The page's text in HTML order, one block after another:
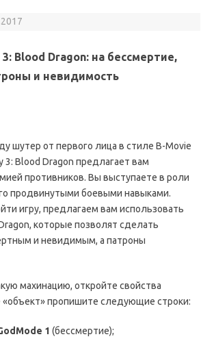
Blood Dragon: на бессмертие,
и невидимость
шутер от первого лица в стиле B-Movie
3: Blood Dragon предлагает вам
противников. Вы выступаете в роли
продвинутыми боевыми навыками.
игру, предлагаем вам использовать
которые позволят сделать
и невидимым, а патроны
махинацию, откройте свойства
«объект» пропишите следующие строки:
1 (бессмертие);